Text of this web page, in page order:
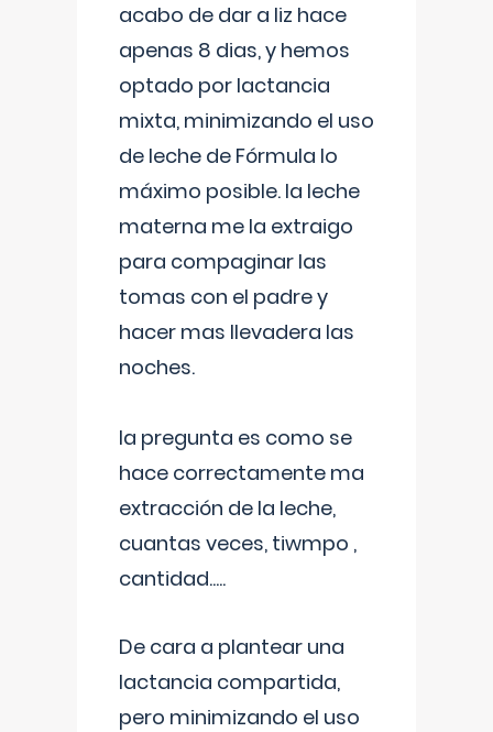
acabo de dar a liz hace
apenas 8 dias, y hemos
optado por lactancia
mixta, minimizando el uso
de leche de Fórmula lo
máximo posible. la leche
materna me la extraigo
para compaginar las
tomas con el padre y
hacer mas llevadera las
noches.
la pregunta es como se
hace correctamente ma
extracción de la leche,
cuantas veces, tiwmpo ,
cantidad.....
De cara a plantear una
lactancia compartida,
pero minimizando el uso